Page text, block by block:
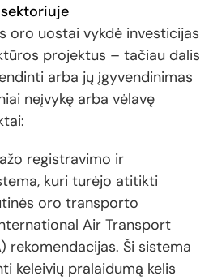
oro uostai vykdė investicijas
projektus – tačiau dalis
arba jų įgyvendinimas
neįvykę arba vėlavę
registravimo ir
kuri turėjo atitikti
oro transporto
Air Transport
rekomendacijas. Ši sistema
keleivių pralaidumą kelis